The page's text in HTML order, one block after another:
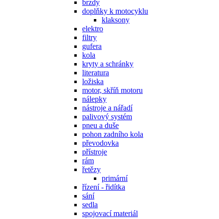
brzdy
doplňky k motocyklu
klaksony
elektro
filtry
gufera
kola
kryty a schránky
literatura
ložiska
motor, skříň motoru
nálepky
nástroje a nářadí
palivový systém
pneu a duše
pohon zadního kola
převodovka
přístroje
rám
řetězy
primární
řízení - řidítka
sání
sedla
spojovací materiál